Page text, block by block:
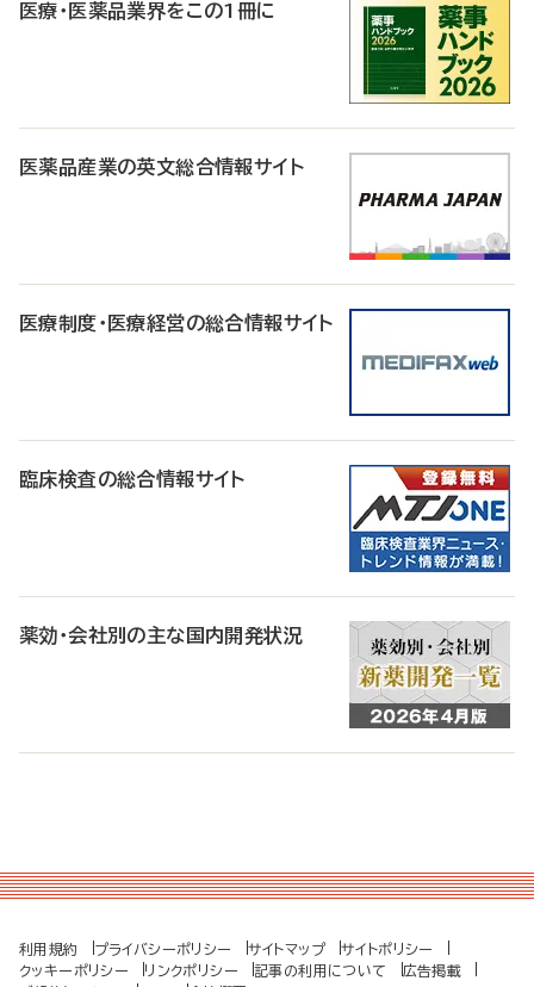
医療・医薬品業界をこの1冊に
医薬品産業の英文総合情報サイト
医療制度・医療経営の総合情報サイト
臨床検査の総合情報サイト
薬効・会社別の主な国内開発状況
利用規約 プライバシーポリシー サイトマップ
サイトポリシー
クッキーポリシー
リンクポリシー 記事の利用について
広告掲載